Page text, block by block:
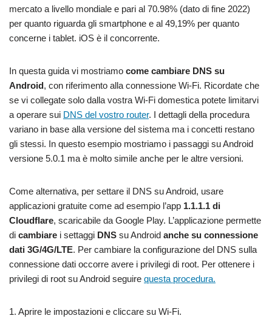
mercato a livello mondiale e pari al 70.98% (dato di fine 2022)
per quanto riguarda gli smartphone e al 49,19% per quanto
concerne i tablet. iOS è il concorrente.
In questa guida vi mostriamo come cambiare DNS su
Android, con riferimento alla connessione Wi-Fi. Ricordate che
se vi collegate solo dalla vostra Wi-Fi domestica potete limitarvi
a operare sui DNS del vostro router. I dettagli della procedura
variano in base alla versione del sistema ma i concetti restano
gli stessi. In questo esempio mostriamo i passaggi su Android
versione 5.0.1 ma è molto simile anche per le altre versioni.
Come alternativa, per settare il DNS su Android, usare
applicazioni gratuite come ad esempio l’app 1.1.1.1 di
Cloudflare, scaricabile da Google Play. L’applicazione permette
di cambiare i settaggi DNS su Android anche su connessione
dati 3G/4G/LTE. Per cambiare la configurazione del DNS sulla
connessione dati occorre avere i privilegi di root. Per ottenere i
privilegi di root su Android seguire questa procedura.
1. Aprire le impostazioni e cliccare su Wi-Fi.